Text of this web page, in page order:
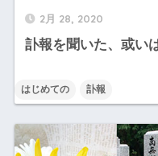
2月 28, 2020
訃報を聞いた、或い
はじめての 訃報